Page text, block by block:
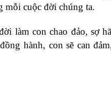
mỗi cuộc đời chúng ta.
làm con chao đảo, sợ
hành, con sẽ can